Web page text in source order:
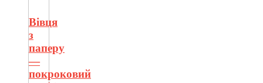
Вівця
з
паперу
—
покроковий